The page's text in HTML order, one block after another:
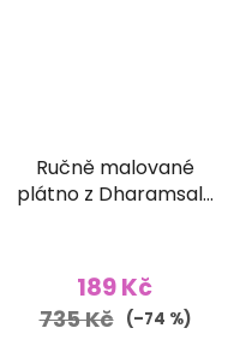
Ručně malované
plátno z Dharamsaly
189 Kč
735 Kč (–74 %)